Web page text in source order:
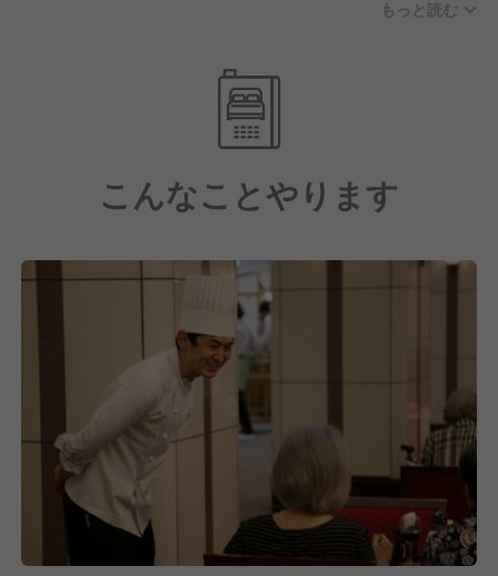
お休みに関しては年間休日122日(月8〜11日休み)、実
働8時間/日の実施をおこない、残業代も別途支給とな
さらに子育て支援や各種手当も充実している点や、産
業医・保健師を中心に健康支援を徹底し、一人ひとり
が健康でいられるように様々な取り組みをおこなって
ょう。
【しっかりとスキルアップ・キャリアアップもできま
そして私たちは日本最大級の給食・ホスピタリティサ
ービス企業として在り続けています。
これには今働いてくれている社員一人ひとりの成長が
あってこそだと考えており、だからこそスキルアッ
プ・キャリアアップの環境づくりに力を入れていま
もっと読む
こんなことやります